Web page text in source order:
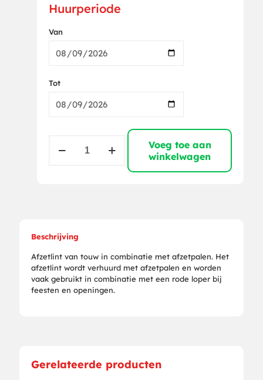
Huurperiode
Van
Tot
voor
Voeg toe aan
winkelwagen
Beschrijving
Afzetlint van touw in combinatie met afzetpalen. Het
afzetlint wordt verhuurd met afzetpalen en worden
vaak gebruikt in combinatie met een rode loper bij
feesten en openingen.
Gerelateerde producten